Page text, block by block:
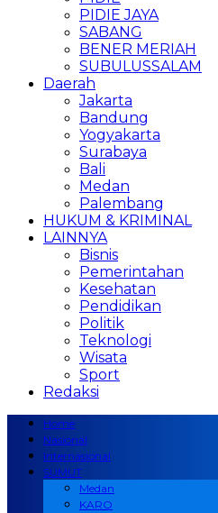
PIDIE JAYA
SABANG
BENER MERIAH
SUBULUSSALAM
Daerah
Jakarta
Bandung
Yogyakarta
Surabaya
Bali
Medan
Palembang
HUKUM & KRIMINAL
LAINNYA
Bisnis
Pemerintahan
Kesehatan
Pendidikan
Politik
Teknologi
Wisata
Sport
Redaksi
Home
Nasional
Internasional
SUMUT
Medan
KARO